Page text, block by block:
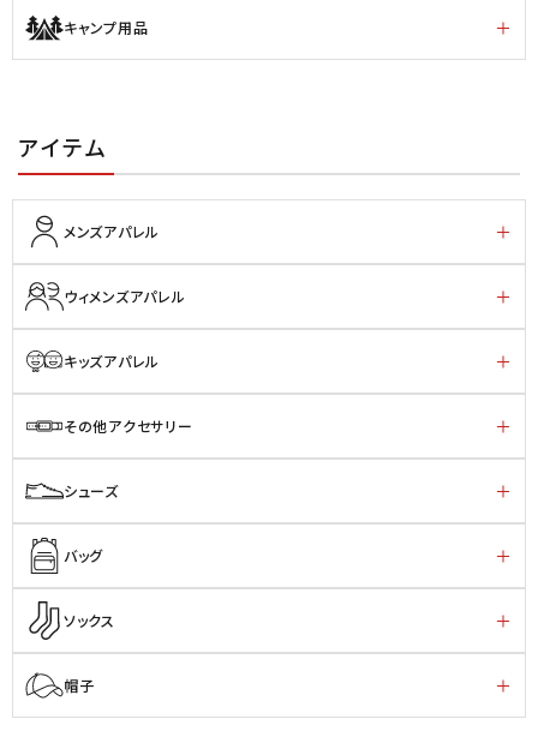
キャンプ用品
アイテム
メンズアパレル
ウィメンズアパレル
キッズアパレル
その他アクセサリー
シューズ
バッグ
ソックス
帽子